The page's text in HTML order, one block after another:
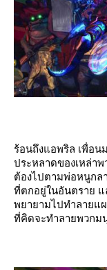
ร้อนถึงแอพริล เพื่อ
ประหลาดของเหล่าพ
ต้องไปตามพ่อหนูกล
ที่ตกอยู่ในอันตราย แ
พยายามไปทำลายแ
ที่คิดจะทำลายพวกม